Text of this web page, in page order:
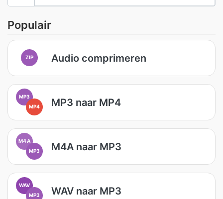
Populair
ZIP Audio comprimeren
MP3
MP4
MP3 naar MP4
M4A
MP3
M4A naar MP3
WAV
MP3
WAV naar MP3